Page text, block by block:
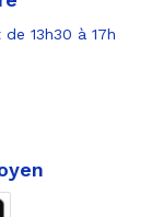
13h30 à 17h